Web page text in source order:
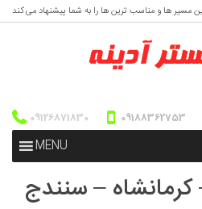
09188362753
09126871830
MENU
– سنندج